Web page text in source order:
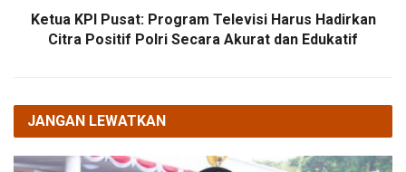
Ketua KPI Pusat: Program Televisi Harus Hadirkan
Citra Positif Polri Secara Akurat dan Edukatif
JANGAN LEWATKAN